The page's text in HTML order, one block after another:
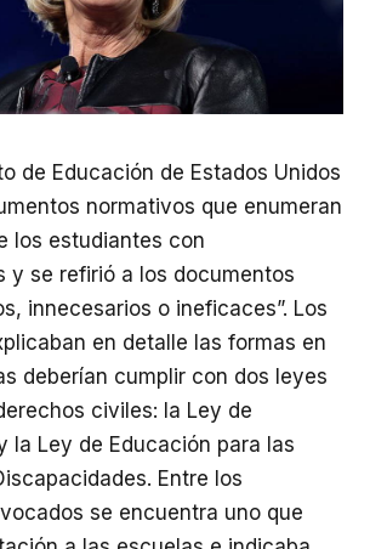
de Educación de Estados Unidos
normativos que enumeran
los estudiantes con
y se refirió a los documentos
innecesarios o ineficaces”. Los
en detalle las formas en
deberían cumplir con dos leyes
civiles: la Ley de
la Ley de Educación para las
Entre los
se encuentra uno que